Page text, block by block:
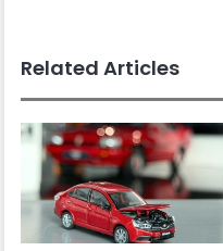
Related Articles